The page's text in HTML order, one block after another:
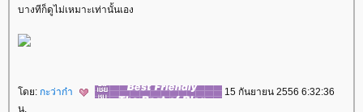
บางทีก็ดูไม่เหมาะเท่านั้นเอง
ดย: กะว่าก๋า
15 กันยายน 2556 6:32:36
น.